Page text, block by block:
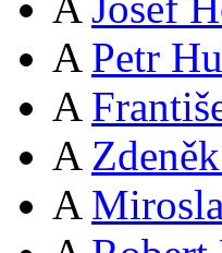
A Petr
A
A
A